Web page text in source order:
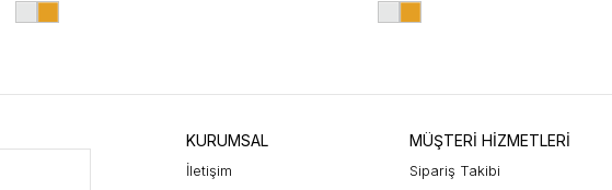
KURUMSAL
İletişim
MÜŞTERİ HİZMETLERİ
Sipariş Takibi